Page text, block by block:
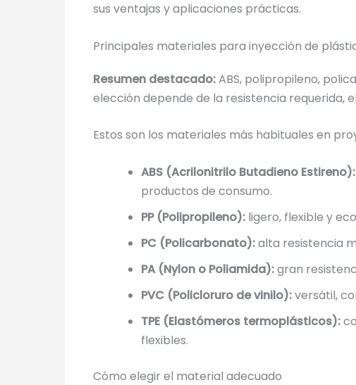
sus ventajas y aplicaciones prácticas.
Principales materiales para inyección de
Resumen destacado:ABS, polipropileno,
elección depende de la resistencia requerida,
Estos son los materiales más habituales en
ABS (Acrilonitrilo Butadieno Estireno):
productos de consumo.
PP (Polipropileno): ligero, flexible y
PC (Policarbonato):alta resistencia
PA (Nylon o Poliamida):gran
PVC (Policloruro de vinilo):versátil,
TPE (Elastómeros termoplásticos):
flexibles.
Cómo elegir el material adecuado